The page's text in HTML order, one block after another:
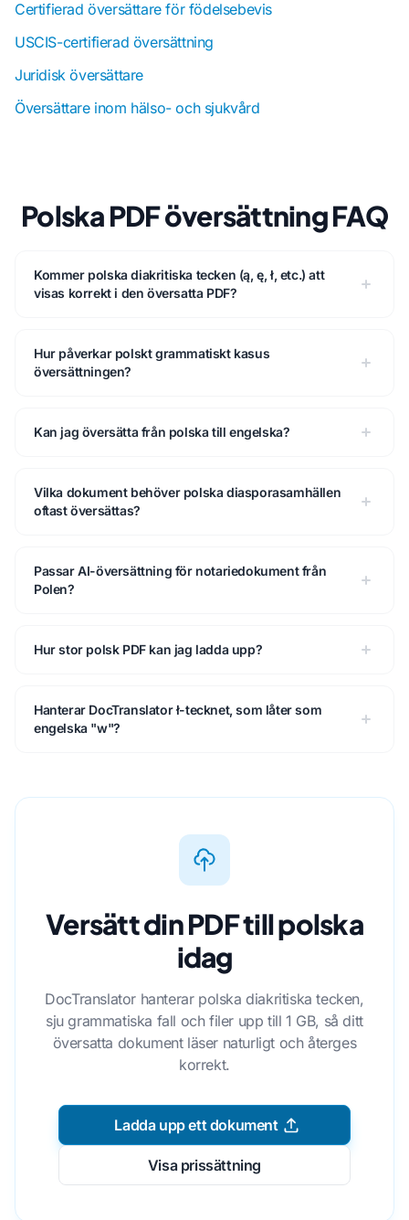
Certifierad översättare för födelsebevis
USCIS-certifierad översättning
Juridisk översättare
Översättare inom hälso- och sjukvård
Polska PDF översättning FAQ
Kommer polska diakritiska tecken (ą, ę, ł, etc.) att
visas korrekt i den översatta PDF?
Hur påverkar polskt grammatiskt kasus
översättningen?
Kan jag översätta från polska till engelska?
Vilka dokument behöver polska diasporasamhällen
oftast översättas?
Passar AI-översättning för notariedokument från
Polen?
Hur stor polsk PDF kan jag ladda upp?
Hanterar DocTranslator ł-tecknet, som låter som
engelska "w"?
Versätt din PDF till polska
idag
DocTranslator hanterar polska diakritiska tecken,
sju grammatiska fall och filer upp till 1 GB, så ditt
översatta dokument läser naturligt och återges
korrekt.
Ladda upp ett dokument
Visa prissättning